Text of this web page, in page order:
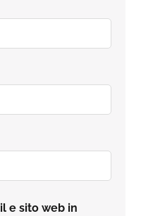
e sito web in